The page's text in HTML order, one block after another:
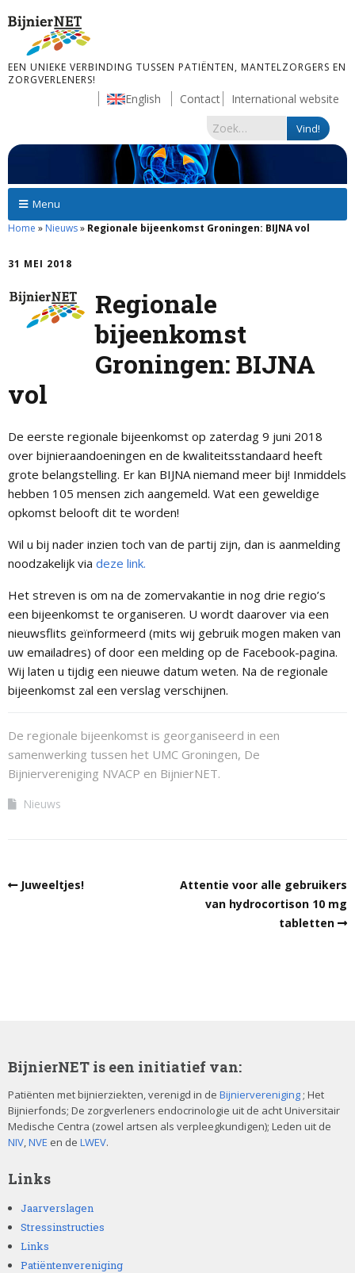
EEN UNIEKE VERBINDING TUSSEN PATIËNTEN, MANTELZORGERS EN
ZORGVERLENERS!
English Contact International website
Menu
Home » Nieuws» Regionale bijeenkomst Groningen: BIJNA vol
31 MEI 2018
Regionale
bijeenkomst
Groningen: BIJNA
vol
De eerste regionale bijeenkomst op zaterdag 9 juni 2018
over bijnieraandoeningen en de kwaliteitsstandaard heeft
grote belangstelling. Er kan BIJNA niemand meer bij! Inmiddels
hebben 105 mensen zich aangemeld. Wat een geweldige
opkomst belooft dit te worden!
Wil u bij nader inzien toch van de partij zijn, dan is aanmelding
noodzakelijk via deze link.
Het streven is om na de zomervakantie in nog drie regio’s
een bijeenkomst te organiseren. U wordt daarover via een
nieuwsflits geïnformeerd (mits wij gebruik mogen maken van
uw emailadres) of door een melding op de Facebook-pagina.
Wij laten u tijdig een nieuwe datum weten. Na de regionale
bijeenkomst zal een verslag verschijnen.
De regionale bijeenkomst is georganiseerd in een
samenwerking tussen het UMC Groningen, De
Bijniervereniging NVACP en BijnierNET.
Nieuws
Juweeltjes!
Attentie voor alle gebruikers
van hydrocortison 10 mg
tabletten
BijnierNET is een initiatief van:
Patiënten met bijnierziekten, verenigd in de Bijniervereniging ; Het
Bijnierfonds; De zorgverleners endocrinologie uit de acht Universitair
Medische Centra (zowel artsen als verpleegkundigen); Leden uit de
NIV,NVE en de LWEV.
Links
Jaarverslagen
Stressinstructies
Links
Patiëntenvereniging